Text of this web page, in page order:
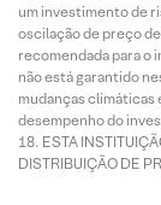
um investimento de
oscilação de preço
recomendada para o
não está garantido
mudanças climáticas
desempenho do
ESTA
DISTRIBUIÇÃO DE